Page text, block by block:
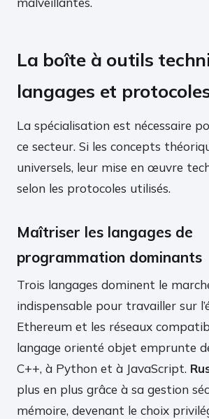
La boîte à outils
langages et
La spécialisation est nécessaire
ce secteur. Si les concepts
universels, leur mise en œuvre
selon les protocoles utilisés.
Maîtriser les langages de
programmation dominants
Trois langages dominent le
indispensable pour travailler sur
Ethereum et les réseaux
langage orienté objet emprunte
C++, à Python et à JavaScript.
plus en plus grâce à sa gestion
mémoire, devenant le choix